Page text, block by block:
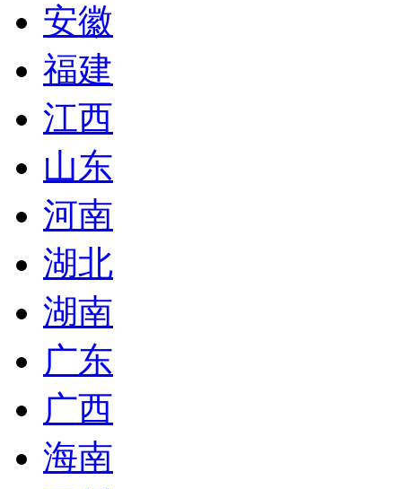
安徽
福建
江西
山东
河南
湖北
湖南
广东
广西
海南